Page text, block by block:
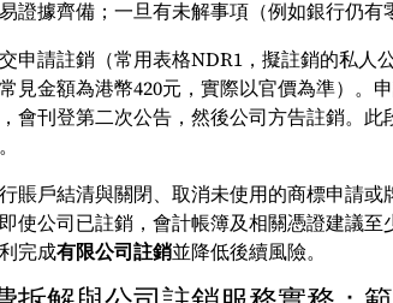
證據齊備；一旦有未解事項（例如銀行仍有
申請註銷（常用表格NDR1，擬註銷的私人
見金額為港幣420元，實際以官價為準）。
會刊登第二次公告，然後公司方告註銷。
賬戶結清與關閉、取消未使用的商標申請
使公司已註銷，會計帳簿及相關憑證建議
完成有限公司註銷並降低後續風險。